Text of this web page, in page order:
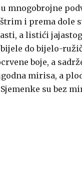
mnogobrojne
i prema dole
a listići
do bijelo-
boje, a
mirisa, a
su bez